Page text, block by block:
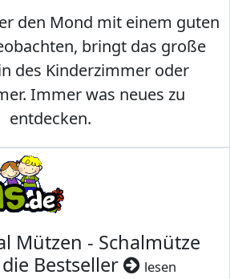
den Mond mit einem guten
bringt das große
des Kinderzimmer oder
Immer was neues zu
entdecken.
Mützen - Schalmütze
Bestseller
lesen